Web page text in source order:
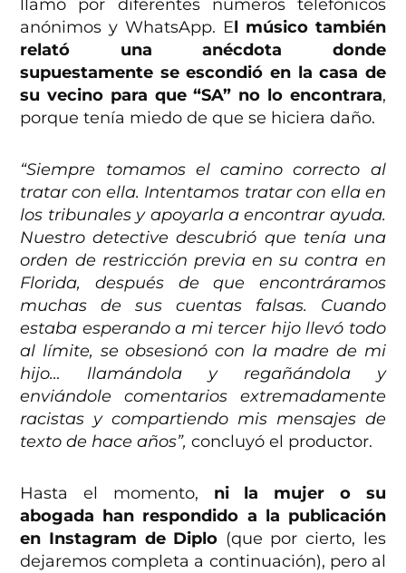
llamó por diferentes números telefónicos
anónimos y WhatsApp. El músico también
relató una anécdota donde
supuestamente se escondió en la casa de
su vecino para que “SA” no lo encontrara,
porque tenía miedo de que se hiciera daño.
“Siempre tomamos el camino correcto al
tratar con ella. Intentamos tratar con ella en
los tribunales y apoyarla a encontrar ayuda.
Nuestro detective descubrió que tenía una
orden de restricción previa en su contra en
Florida, después de que encontráramos
muchas de sus cuentas falsas. Cuando
estaba esperando a mi tercer hijo llevó todo
al límite, se obsesionó con la madre de mi
hijo… llamándola y regañándola y
enviándole comentarios extremadamente
racistas y compartiendo mis mensajes de
texto de hace años”,concluyó el productor.
Hasta el momento, ni la mujer o su
abogada han respondido a la publicación
en Instagram de Diplo (que por cierto, les
dejaremos completa a continuación), pero al